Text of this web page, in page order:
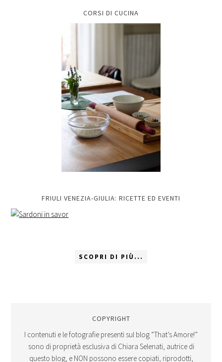
CORSI DI CUCINA
FRIULI VENEZIA-GIULIA: RICETTE ED EVENTI
SCOPRI DI PIÙ...
COPYRIGHT
I contenuti e le fotografie presenti sul blog “That’s Amore!”
sono di proprietà esclusiva di Chiara Selenati, autrice di
questo blog, e NON possono essere copiati, riprodotti,